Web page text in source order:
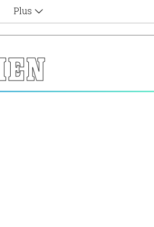
Plus
Αφιερώματα
Ζώδια